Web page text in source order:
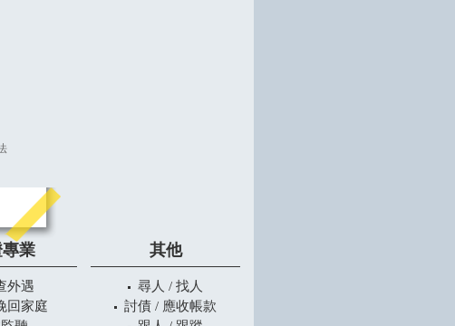
業
外遇
回家庭
其他
尋人 / 找人
討債 / 應收帳款